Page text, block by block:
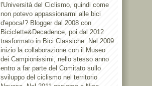
l'Università del Ciclismo, quindi come
non potevo appassionarmi alle bici
d'epoca!? Blogger dal 2008 con
Biciclette&Decadence, poi dal 2012
trasformato in Bici Classiche. Nel 2009
inizio la collaborazione con il Museo
dei Campionissimi, nello stesso anno
entro a far parte del Comitato sullo
sviluppo del ciclismo nel territorio